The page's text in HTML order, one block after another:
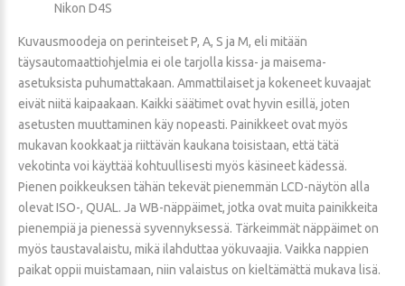
Nikon D4S
Kuvausmoodeja on perinteiset P, A, S ja M, eli mitään
täysautomaattiohjelmia ei ole tarjolla kissa- ja maisema-
asetuksista puhumattakaan. Ammattilaiset ja kokeneet kuvaajat
eivät niitä kaipaakaan. Kaikki säätimet ovat hyvin esillä, joten
asetusten muuttaminen käy nopeasti. Painikkeet ovat myös
mukavan kookkaat ja riittävän kaukana toisistaan, että tätä
vekotinta voi käyttää kohtuullisesti myös käsineet kädessä.
Pienen poikkeuksen tähän tekevät pienemmän LCD-näytön alla
olevat ISO-, QUAL. Ja WB-näppäimet, jotka ovat muita painikkeita
pienempiä ja pienessä syvennyksessä. Tärkeimmät näppäimet on
myös taustavalaistu, mikä ilahduttaa yökuvaajia. Vaikka nappien
paikat oppii muistamaan, niin valaistus on kieltämättä mukava lisä.